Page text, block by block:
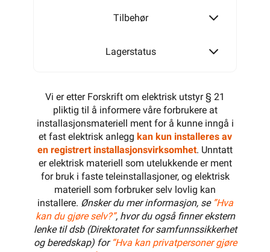
Tilbehør
Lagerstatus
Vi er etter Forskrift om elektrisk utstyr § 21
pliktig til å informere våre forbrukere at
installasjonsmateriell ment for å kunne inngå i
et fast elektrisk anlegg kan kun installeres av
en registrert installasjonsvirksomhet. Unntatt
er elektrisk materiell som utelukkende er ment
for bruk i faste teleinstallasjoner, og elektrisk
materiell som forbruker selv lovlig kan
installere. Ønsker du mer informasjon, se ”Hva
kan du gjøre selv?”, hvor du også finner ekstern
lenke til dsb (Direktoratet for samfunnssikkerhet
og beredskap) for “Hva kan privatpersoner gjøre